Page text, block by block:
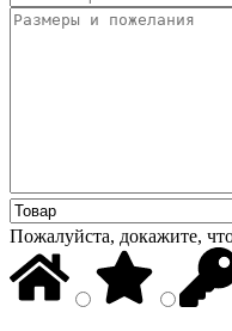
Пожалуйста, докажите,